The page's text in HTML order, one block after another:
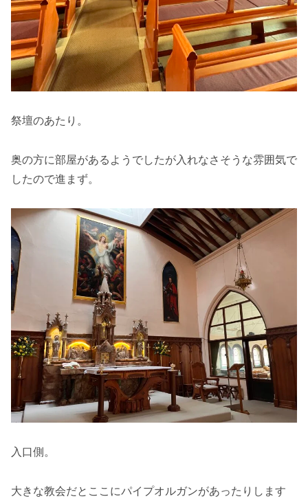
祭壇のあたり。
奥の方に部屋があるようでしたが入れなさそうな雰囲気で
したので進まず。
入口側。
大きな教会だとここにパイプオルガンがあったりします